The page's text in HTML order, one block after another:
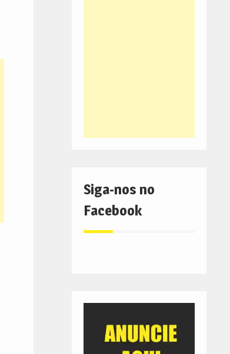
Siga-nos no
Facebook